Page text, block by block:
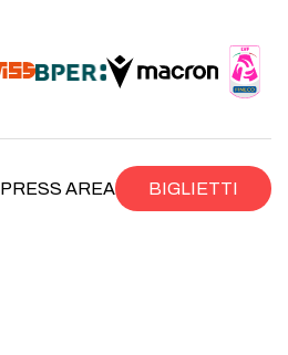
PRESS AREA BIGLIETTI